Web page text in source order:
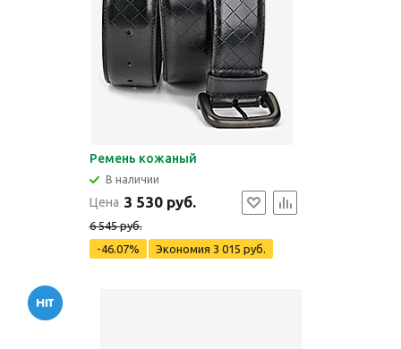
Ремень кожаный
В наличии
Цена 3 530 руб.
6 545 руб.
-46.07%
Экономия 3 015 руб.